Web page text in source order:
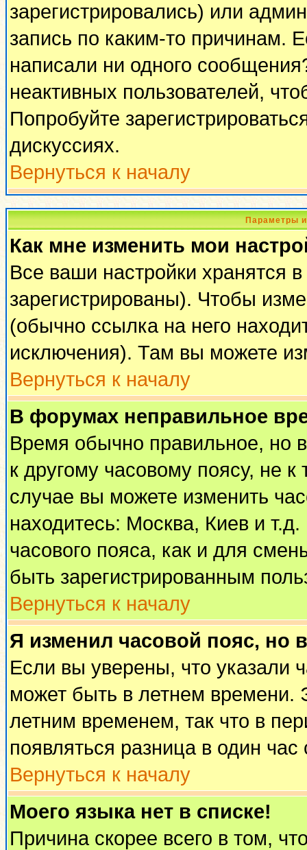
зарегистрировались) или
запись по каким-то причинам.
написали ни одного
неактивных пользователей,
Попробуйте
дискуссиях.
Вернуться к началу
Параметры
Как мне изменить мои
Все ваши настройки хранятся
зарегистрированы). Чтобы
(обычно ссылка на него
исключения). Там вы можете
Вернуться к началу
В форумах неправильное
Время обычно правильное, но
к другому часовому поясу, не
случае вы можете изменить
находитесь: Москва, Киев и
часового пояса, как и для
быть зарегистрированным
Вернуться к началу
Я изменил часовой пояс, но
Если вы уверены, что указали
может быть в летнем времени.
летним временем, так что в
появляться разница в один
Вернуться к началу
Моего языка нет в списке!
Причина скорее всего в том,